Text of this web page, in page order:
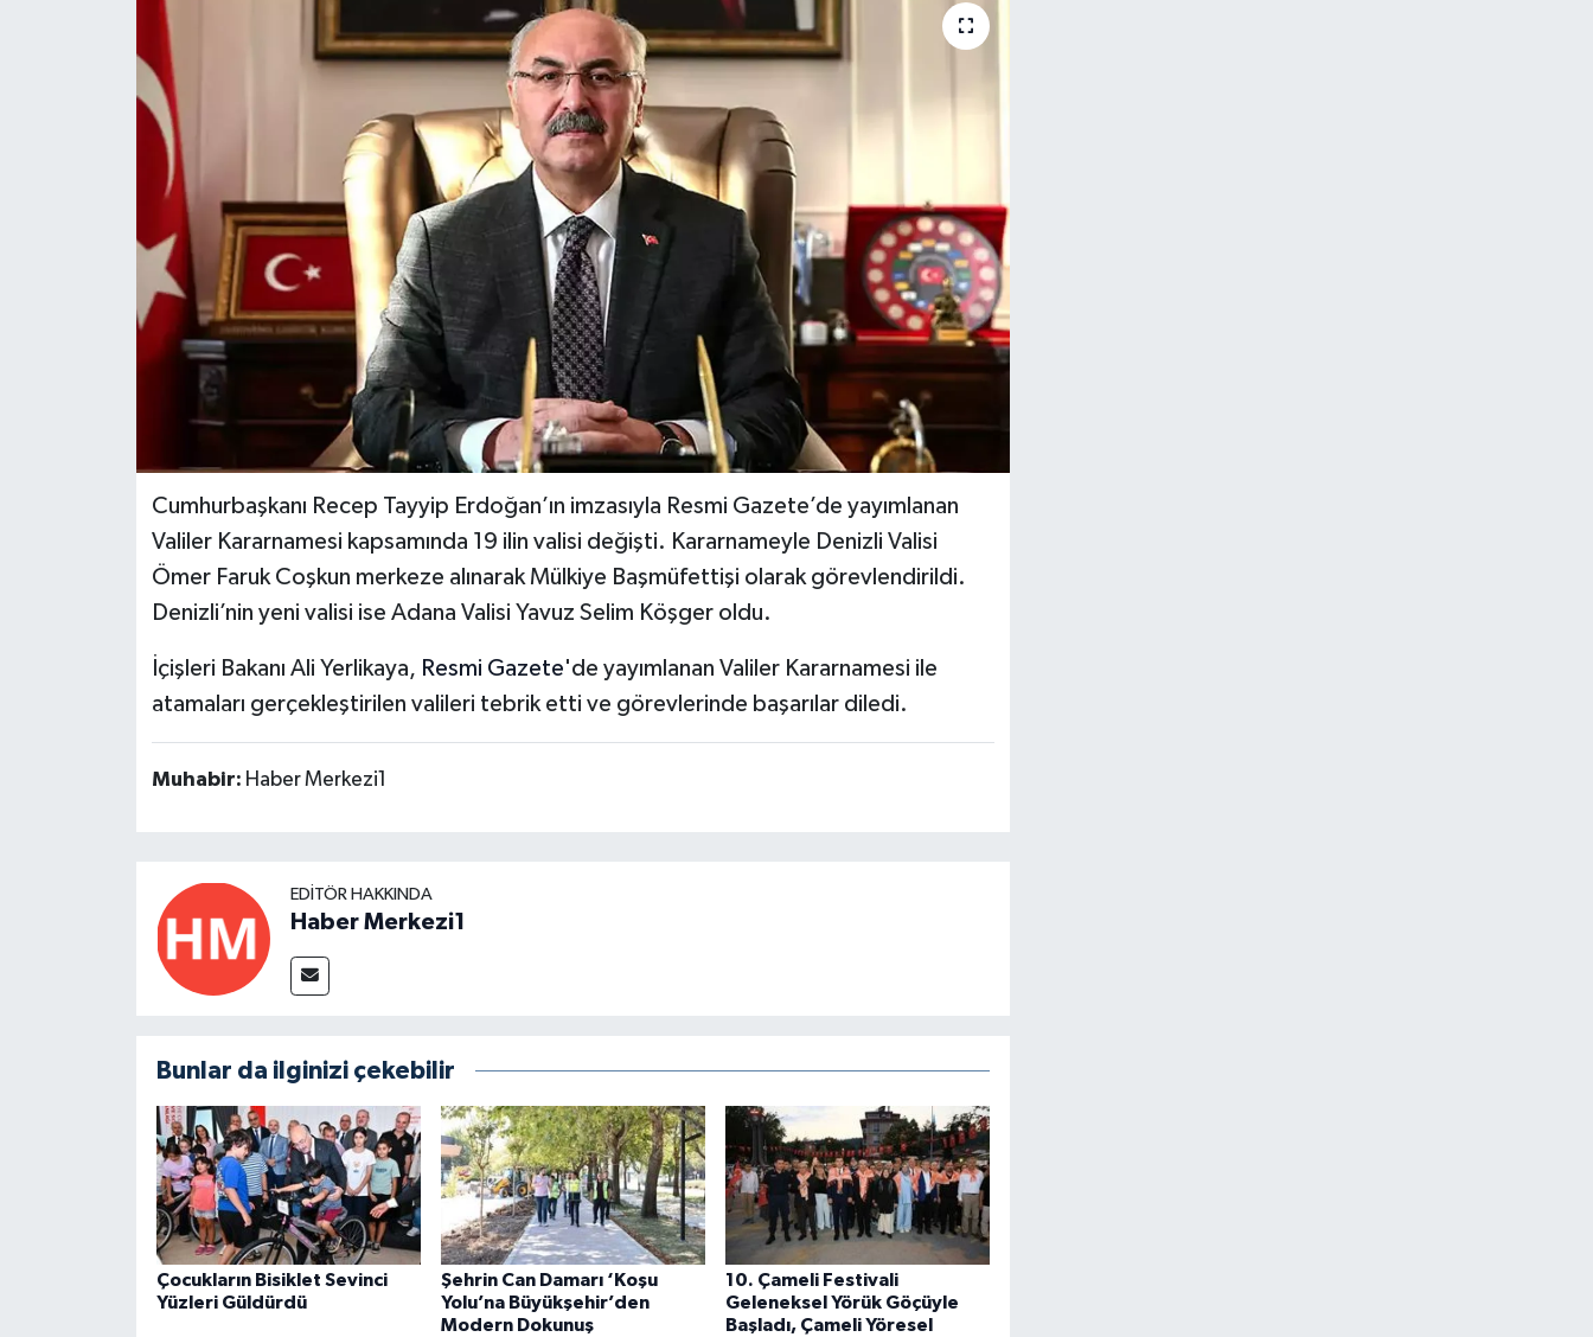
Cumhurbaşkanı Recep Tayyip Erdoğan’ın imzasıyla Resmi Gazete’de yayımlanan
Valiler Kararnamesi kapsamında 19 ilin valisi değişti. Kararnameyle Denizli Valisi
Ömer Faruk Coşkun merkeze alınarak Mülkiye Başmüfettişi olarak görevlendirildi.
Denizli’nin yeni valisi ise Adana Valisi Yavuz Selim Köşger oldu.
İçişleri Bakanı Ali Yerlikaya, Resmi Gazete'de yayımlanan Valiler Kararnamesi ile
atamaları gerçekleştirilen valileri tebrik etti ve görevlerinde başarılar diledi.
Muhabir: Haber Merkezi1
EDITÖR HAKKINDA
Haber Merkezi1
Bunlar da ilginizi çekebilir
Çocukların Bisiklet Sevinci
Yüzleri Güldürdü
Şehrin Can Damarı ‘Koşu
Yolu’na Büyükşehir’den
Modern Dokunuş
10. Çameli Festivali
Geleneksel Yörük Göçüyle
Başladı, Çameli Yöresel
ÖZEL HABER
RESMİ REKLAM